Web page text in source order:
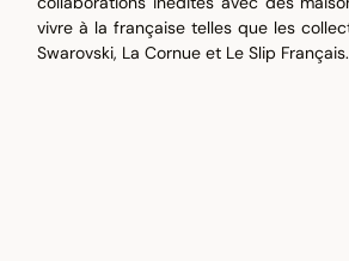
vivre à la française telles que les
Swarovski, La Cornue et Le Slip Français.